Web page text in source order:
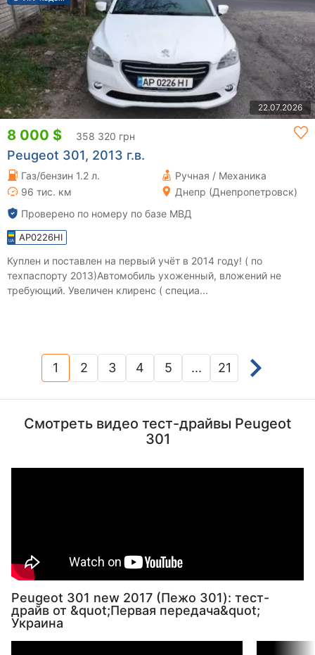
22.07.2026
8 000 $ 358 320 грн
Peugeot 301, 2013 г.в.
Газ/бензин 1.2 л.
Ручная / Механика
96 тис. км
Днепр (Днепропетровск)
Проверено по номеру по базе МВД
AP0226HI
Куплен и поставлен на первый учёт в 2014 году! ( по
техпаспорту 2013)Автомобиль ухоженный, вложений не
требующий. Увеличен клиренс ( специа...
1(current)
2 3 4 5 ... 21
Смотреть видео тест-драйвы Peugeot
301
Peugeot 301 new 2017 (Пежо 301): тест-
драйв от &quot;Первая передача&quot;
Украина